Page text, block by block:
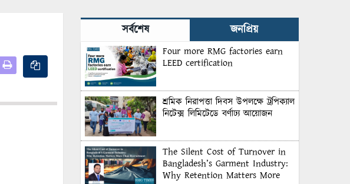
সর্বশেষ জনপ্রিয়
Four more RMG factories earn
LEED certification
শ্রমিক নিরাপত্তা দিবস উপলক্ষে ট্রপিক্যাল
নিটেক্স লিমিটেডে বর্ণাঢ্য আয়োজন
The Silent Cost of Turnover in
Bangladesh’s Garment Industry:
Why Retention Matters More